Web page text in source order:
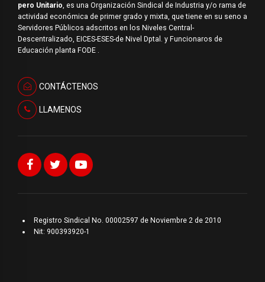
pero Unitario , es una Organización Sindical de Industria y/o rama de
actividad económica de primer grado y mixta, que tiene en su seno a
Servidores Públicos adscritos en los Niveles Central-
Descentralizado, EICES-ESES-de Nivel Dptal. y Funcionaros de
Educación planta FODE .
CONTÁCTENOS
LLAMENOS
Registro Sindical No. 00002597 de Noviembre 2 de 2010
Nit: 900393920-1